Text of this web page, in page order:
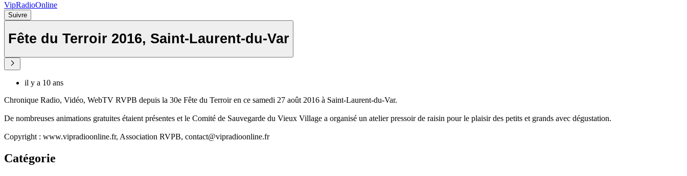
VipRadioOnline
Suivre
Fête du Terroir 2016, Saint-Laurent-du-Var
il y a 10 ans
Chronique Radio, Vidéo, WebTV RVPB depuis la 30e Fête du Terroir en ce samedi 27 août 2016 à Saint-Laurent-du-Var.
De nombreuses animations gratuites étaient présentes et le Comité de Sauvegarde du Vieux Village a organisé un atelier pressoir de raisin pour le plaisir des petits et grands avec dégustation.
Copyright : www.vipradioonline.fr, Association RVPB, contact@vipradioonline.fr
Catégorie